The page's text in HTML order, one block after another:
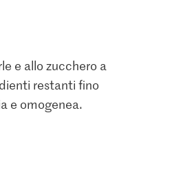
e allo zucchero a
restanti fino
e omogenea.